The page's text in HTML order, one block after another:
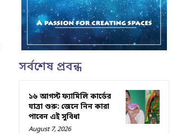
সর্বশেষ প্রবন্ধ
১৬ আগস্ট ফ্যামিলি কার্ডের
যাত্রা শুরু: জেনে নিন কারা
পাবেন এই সুবিধা
August 7, 2026